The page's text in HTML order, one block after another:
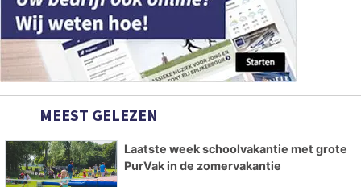
MEEST GELEZEN
Laatste week schoolvakantie met grote
PurVak in de zomervakantie